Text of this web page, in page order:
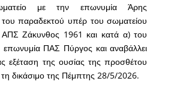
με την επωνυμία Άρης
παραδεκτού υπέρ του σωματείου
Ζάκυνθος 1961 και κατά α) του
επωνυμία ΠΑΣ Πύργος και αναβάλλει
εξέταση της ουσίας της προσθέτου
δικάσιμο της Πέμπτης 28/5/2026.